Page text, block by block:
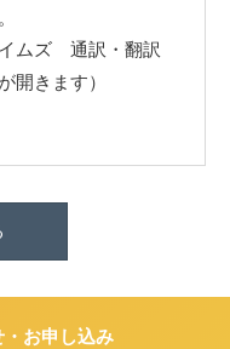
イムズ 通訳・翻訳
開きます）
お申し込み